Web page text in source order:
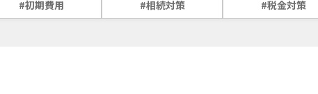
#初期費用 #相続対策 #税金対策